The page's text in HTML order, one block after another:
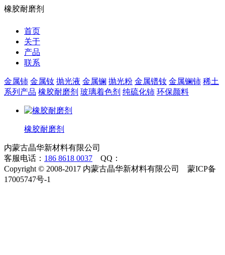
橡胶耐磨剂
首页
关于
产品
联系
金属铈 金属钕 抛光液 金属镧 抛光粉 金属镨钕 金属镧铈 稀土
系列产品 橡胶耐磨剂 玻璃着色剂 纯硫化铈 环保颜料
橡胶耐磨剂
内蒙古晶华新材料有限公司
客服电话： 186 8618 0037 QQ：
Copyright © 2008-2017 内蒙古晶华新材料有限公司 蒙ICP备
17005747号-1